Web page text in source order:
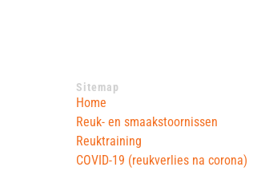
Sitemap
Home
Reuk- en smaakstoornissen
Reuktraining
COVID-19 (reukverlies na corona)